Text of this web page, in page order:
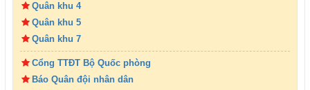
Quân khu 4
Quân khu 5
Quân khu 7
Cổng TTĐT Bộ Quốc phòng
Báo Quân đội nhân dân